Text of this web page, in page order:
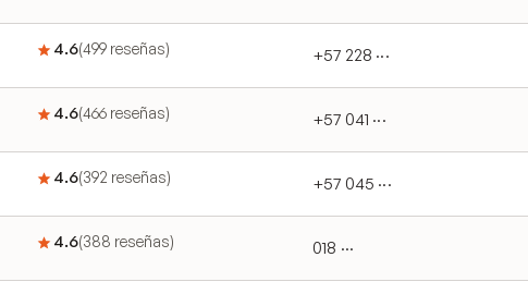
4.6(499 reseñas) +57 228 ···
4.6(466 reseñas) +57 041 ···
4.6(392 reseñas) +57 045 ···
4.6(388 reseñas) 018 ···